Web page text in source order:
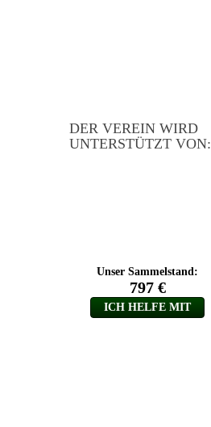
DER VEREIN WIRD
UNTERSTÜTZT VON: